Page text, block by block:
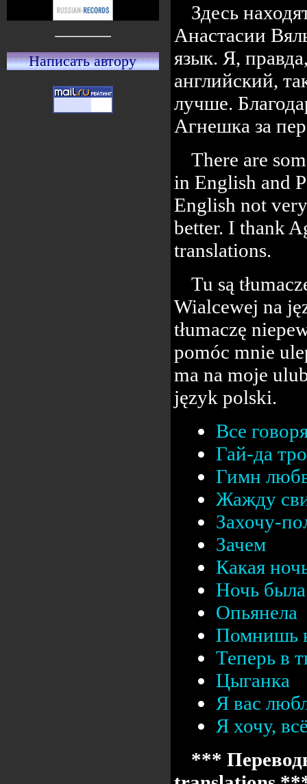
Написать автору
Здесь
Анастасии
язык. Я,
английский,
лучше.
Агнешка за
There are
in English and
English not
better. I thank
translations.
Tu są
Wialcewej na
tłumaczę
pomóc mnie
ma na moje
język polski.
Все
Гай-да
Гимн
Жажду
Захочу-
Зачем
Какая
Ночь была
Опьянела
Помнишь
Теперь в
Цыганка
Я вас
Я хочу,
***